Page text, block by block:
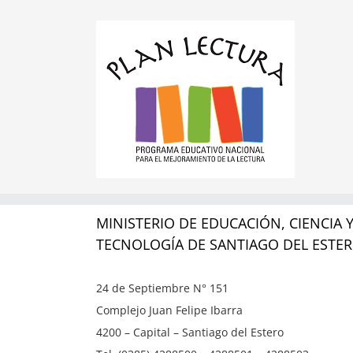
MINISTERIO DE EDUCACIÓN, CIENCIA Y
TECNOLOGÍA DE SANTIAGO DEL
24 de Septiembre N° 151
Complejo Juan Felipe Ibarra
4200 – Capital – Santiago del Estero